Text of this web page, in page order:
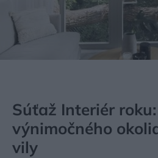
Súťaž Interiér
výnimočného
vily